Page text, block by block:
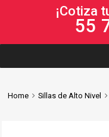
¡Cotiza
55
Home Sillas de Alto Nivel